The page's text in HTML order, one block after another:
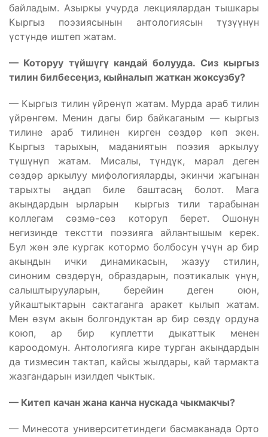
байладым. Азыркы учурда лекциялардан тышкары
Кыргыз поэзиясынын антологиясын түзүүнүн
үстүндө иштеп жатам.
— Которуу түйшүгү кандай болууда. Сиз кыргыз
тилин билбесеӊиз, кыйналып жаткан жоксузбу?
— Кыргыз тилин үйрөнүп жатам. Мурда араб тилин
үйрөнгөм. Менин дагы бир байкаганым — кыргыз
тилине араб тилинен кирген сөздөр көп экен.
Кыргыз тарыхын, маданиятын поэзия аркылуу
түшүнүп жатам. Мисалы, түндүк, марал деген
сөздөр аркылуу мифологияларды, экинчи жагынан
тарыхты аӊдап биле баштасаӊ болот. Мага
акындардын ырларын кыргыз тили тарабынан
коллегам сөзмө-сөз которуп берет. Ошонун
негизинде текстти поэзияга айлантышым керек.
Бул жөн эле кургак котормо болбосун үчүн ар бир
акындын ички динамикасын, жазуу стилин,
синоним сөздөрүн, образдарын, поэтикалык үнүн,
салыштырууларын, берейин деген оюн,
уйкаштыктарын сактаганга аракет кылып жатам.
Мен өзүм акын болгондуктан ар бир сөздү ордуна
коюп, ар бир куплетти дыкаттык менен
кароодомун. Антологияга кире турган акындардын
да тизмесин тактап, кайсы жылдары, кай тармакта
жазгандарын изилдеп чыктык.
— Китеп качан жана канча нускада чыкмакчы?
— Минесота университетиндеги басмаканада Орто